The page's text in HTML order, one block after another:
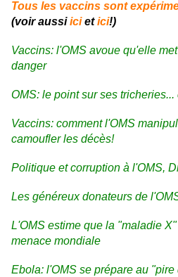
Tous les vaccins sont
(voir aussiicietici!)
Vaccins: l'OMS avoue qu'elle
danger
OMS: le point sur ses
Vaccins: comment l'OMS
camoufler les décès!
Politique et corruption à l'OMS,
Les généreux donateurs de
L'OMS estime que la "maladie
menace mondiale
Ebola: l'OMS se prépare au